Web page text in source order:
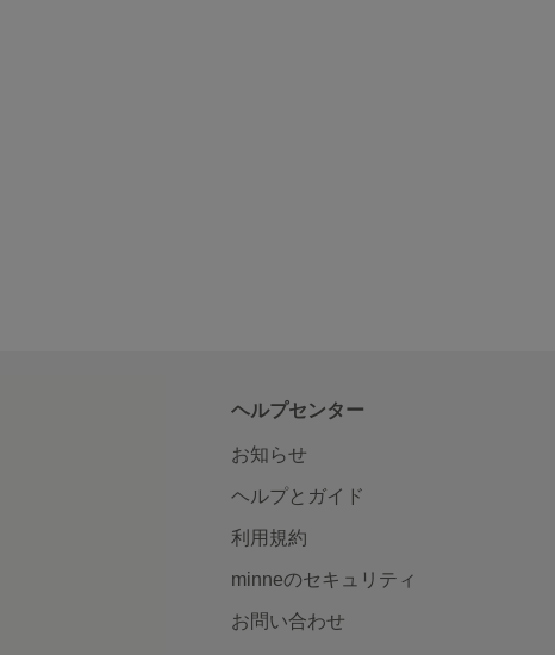
ヘルプセンター
お知らせ
ヘルプとガイド
利用規約
minneのセキュリティ
お問い合わせ